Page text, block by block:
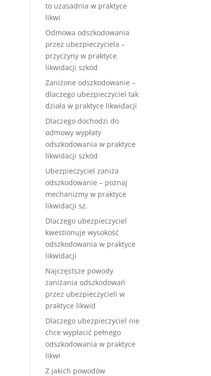
to uzasadnia w praktyce
likwi
Odmowa odszkodowania
przez ubezpieczyciela –
przyczyny w praktyce
likwidacji szkód
Zaniżone odszkodowanie –
dlaczego ubezpieczyciel tak
działa w praktyce likwidacji
Dlaczego dochodzi do
odmowy wypłaty
odszkodowania w praktyce
likwidacji szkód
Ubezpieczyciel zaniża
odszkodowanie – poznaj
mechanizmy w praktyce
likwidacji sz.
Dlaczego ubezpieczyciel
kwestionuje wysokość
odszkodowania w praktyce
likwidacji
Najczęstsze powody
zaniżania odszkodowań
przez ubezpieczycieli w
praktyce likwid
Dlaczego ubezpieczyciel nie
chce wypłacić pełnego
odszkodowania w praktyce
likwi
Z jakich powodów